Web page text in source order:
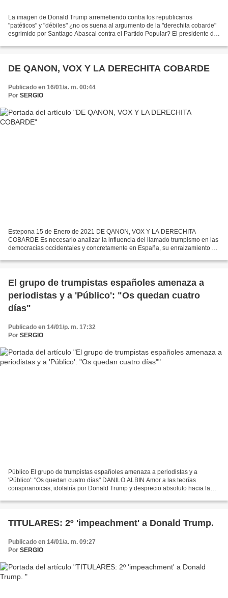
La imagen de Donald Trump arremetiendo contra los republicanos
"patéticos" y "débiles" ¿no os suena al argumento de la "derechita cobarde"
esgrimido por Santiago Abascal contra el Partido Popular? El presidente de
DE QANON, VOX Y LA DERECHITA COBARDE
Publicado en 16/01/a. m. 00:44
Por SERGIO
Estepona 15 de Enero de 2021 DE QANON, VOX Y LA DERECHITA
COBARDE Es necesario analizar la influencia del llamado trumpismo en las
democracias occidentales y concretamente en España, su enraizamiento en
El grupo de trumpistas españoles amenaza a
periodistas y a 'Público': "Os quedan cuatro
días"
Publicado en 14/01/p. m. 17:32
Por SERGIO
Público El grupo de trumpistas españoles amenaza a periodistas y a
'Público': "Os quedan cuatro días" DANILO ALBIN Amor a las teorías
conspiranoicas, idolatría por Donald Trump y desprecio absoluto hacia la
TITULARES: 2º 'impeachment' a Donald Trump.
Publicado en 14/01/a. m. 09:27
Por SERGIO